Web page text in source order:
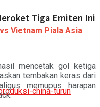
Tiga Emiten Ini
Vietnam Piala Asia
mencetak gol ketiga
tembakan keras dari
memupus harapan